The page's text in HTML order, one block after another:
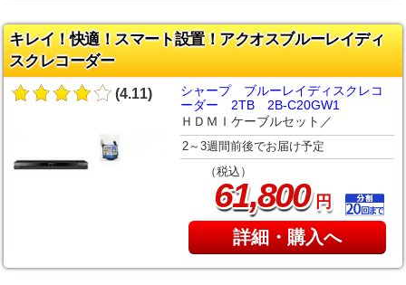
キレイ！快適！スマート設置！アクオスブルーレイディ
スクレコーダー
(4.11)
シャープ ブルーレイディスクレコ
ーダー 2TB 2B-C20GW1
ＨＤＭＩケーブルセット／
2～3週間前後でお届け予定
（税込）
61,800円
詳細・購入へ